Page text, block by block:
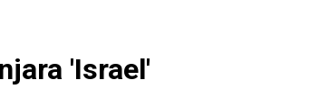
'Israel'